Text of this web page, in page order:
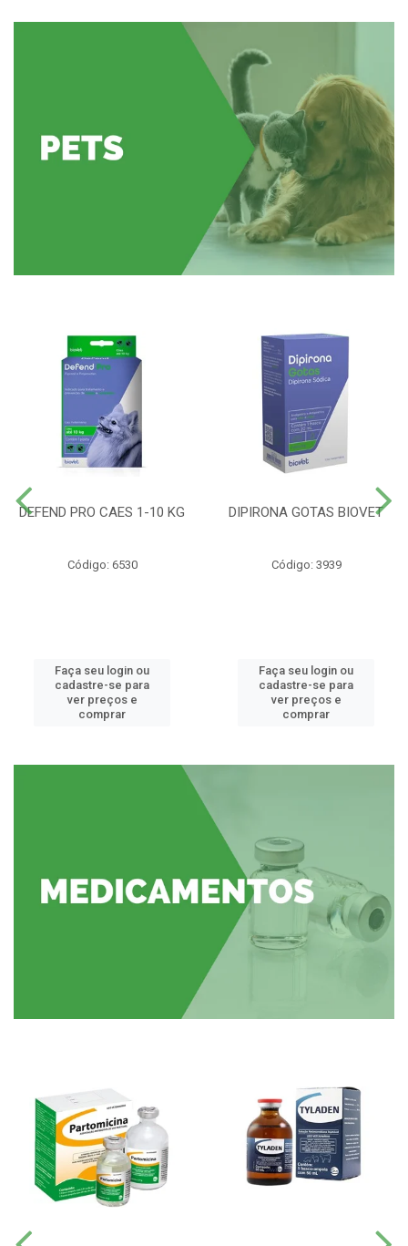
DEFEND PRO CAES 1-10 KG
Código: 6530
Faça seu login ou
cadastre-se para
ver preços e
comprar
DIPIRONA GOTAS BIOVET
Código: 3939
Faça seu login ou
cadastre-se para
ver preços e
comprar